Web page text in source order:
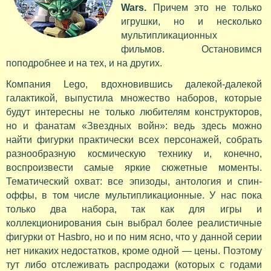
Wars. Причем это не только
игрушки, но и несколько
мультипликационных
фильмов. Остановимся
поподробнее и на тех, и на других.
Компания Lego, вдохновившись далекой-далекой
галактикой, выпустила множество наборов, которые
будут интересны не только любителям конструкторов,
но и фанатам «Звездных войн»: ведь здесь можно
найти фигурки практически всех персонажей, собрать
разнообразную космическую технику и, конечно,
воспроизвести самые яркие сюжетные моменты.
Тематический охват: все эпизоды, антология и спин-
оффы, в том числе мультипликационные. У нас пока
только два набора, так как для игры и
коллекционирования сын выбрал более реалистичные
фигурки от Hasbro, но и по ним ясно, что у данной серии
нет никаких недостатков, кроме одной — цены. Поэтому
тут либо отслеживать распродажи (которых с годами